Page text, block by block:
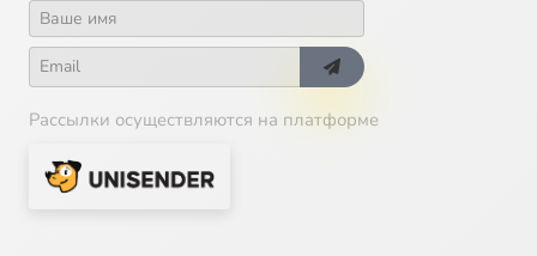
Рассылки осуществляются на платформе